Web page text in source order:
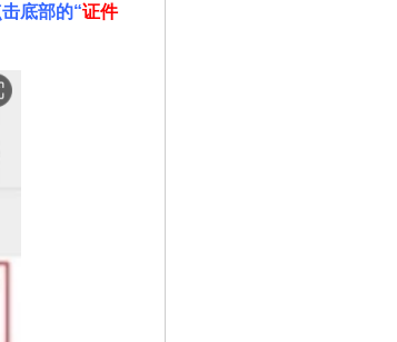
底部的“证件